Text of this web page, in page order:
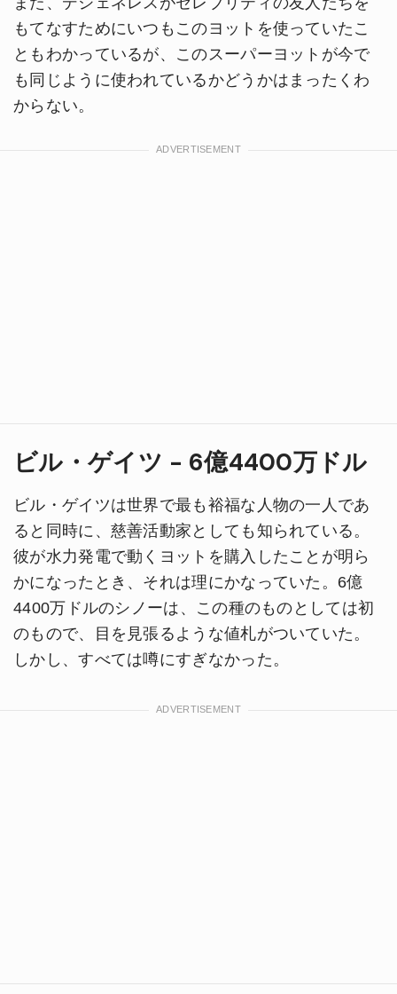
もてなすためにいつもこのヨットを使っていたこ
ともわかっているが、このスーパーヨットが今で
も同じように使われているかどうかはまったくわ
からない。
ビル・ゲイツ - 6億4400万ドル
ビル・ゲイツは世界で最も裕福な人物の一人であ
ると同時に、慈善活動家としても知られている。
彼が水力発電で動くヨットを購入したことが明ら
かになったとき、それは理にかなっていた。6億
4400万ドルのシノーは、この種のものとしては初
のもので、目を見張るような値札がついていた。
しかし、すべては噂にすぎなかった。